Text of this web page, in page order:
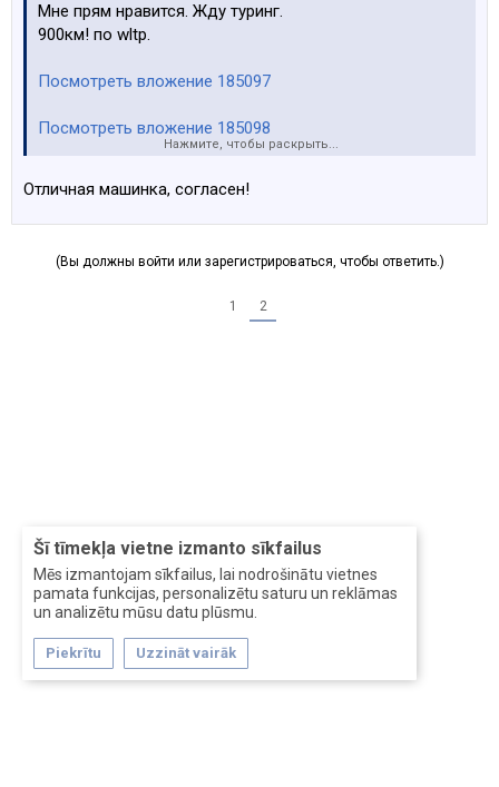
Šī tīmekļa vietne izmanto sīkfailus
Mēs izmantojam sīkfailus, lai nodrošinātu vietnes
pamata funkcijas, personalizētu saturu un reklāmas
un analizētu mūsu datu plūsmu.
Piekrītu Uzzināt vairāk
Мне прям нравится. Жду туринг.
900км! по wltp.
Посмотреть вложение 185097
Посмотреть вложение 185098
Нажмите, чтобы раскрыть...
Отличная машинка, согласен!
(Вы должны войти или зарегистрироваться, чтобы ответить.)
1 2